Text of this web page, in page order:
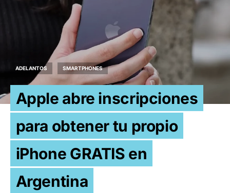
ADELANTOS SMARTPHONES
Apple abre inscripciones
para obtener tu propio
iPhone GRATIS en
Argentina